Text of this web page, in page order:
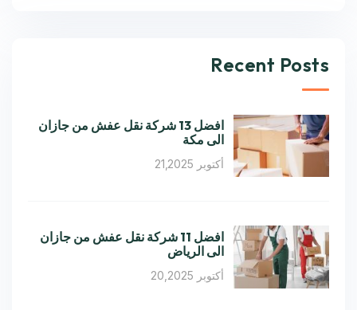
Recent Posts
افضل 13 شركة نقل عفش من جازان
الى مكة
أكتوبر 21,2025
افضل 11 شركة نقل عفش من جازان
الى الرياض
أكتوبر 20,2025